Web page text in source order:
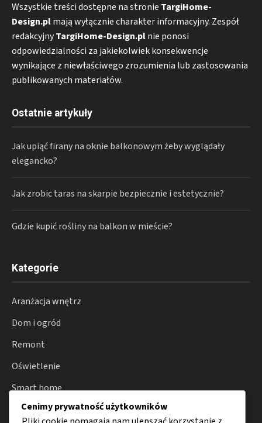
Wszystkie treści dostępne na stronie TargiHome-
Design.plmają wyłącznie charakter informacyjny. Zespół
redakcyjnyTargiHome-Design.plnie ponosi
odpowiedzialności za jakiekolwiek konsekwencje
wynikające z niewłaściwego zrozumienia lub zastosowania
publikowanych materiałów.
Ostatnie artykuły
Jak upiąć firany na oknie balkonowym żeby wyglądały
elegancko?
Jak zrobic taras na skarpie bezpiecznie i estetycznie?
Gdzie kupić rośliny na balkon w mieście?
Kategorie
Aranżacja wnętrz
Dom i ogród
Remont
Oświetlenie
Smart home
Porady
Cenimy prywatność użytkowników